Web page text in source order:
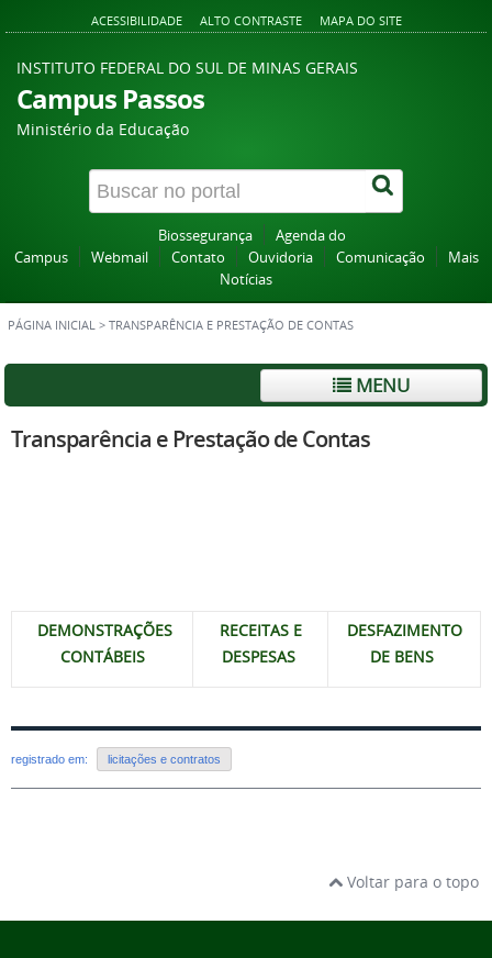
ACESSIBILIDADE ALTO CONTRASTE MAPA DO SITE
INSTITUTO FEDERAL DO SUL DE MINAS GERAIS
Campus Passos
Ministério da Educação
Biossegurança
Agenda do
Campus
Webmail Contato Ouvidoria Comunicação
Mais
Notícias
PÁGINA INICIAL > TRANSPARÊNCIA E PRESTAÇÃO DE CONTAS
MENU
Transparência e Prestação de Contas
DEMONSTRAÇÕES
CONTÁBEIS
RECEITAS E
DESPESAS
DESFAZIMENTO
DE BENS
registrado em: licitações e contratos
Voltar para o topo